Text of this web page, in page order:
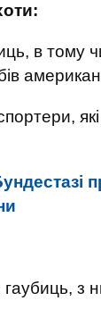
в тому
гаубиць, з